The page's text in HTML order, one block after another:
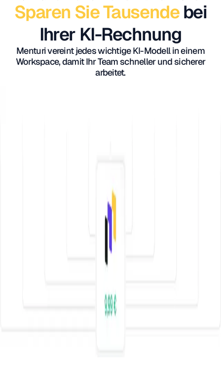
Sparen Sie Tausendebei
Ihrer KI-Rechnung
Menturi vereint jedes wichtige KI-Modell in einem
Workspace, damit Ihr Team schneller und sicherer
arbeitet.